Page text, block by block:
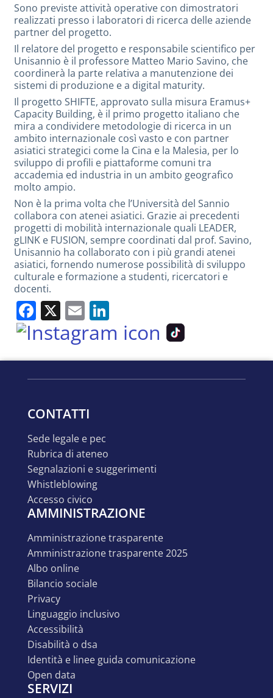
Sono previste attività operative con dimostratori
realizzati presso i laboratori di ricerca delle aziende
partner del progetto.
Il relatore del progetto e responsabile scientifico per
Unisannio è il professore Matteo Mario Savino, che
coordinerà la parte relativa a manutenzione dei
sistemi di produzione e a digital maturity.
Il progetto SHIFTE, approvato sulla misura Eramus+
Capacity Building, è il primo progetto italiano che
mira a condividere metodologie di ricerca in un
ambito internazionale così vasto e con partner
asiatici strategici come la Cina e la Malesia, per lo
sviluppo di profili e piattaforme comuni tra
accademia ed industria in un ambito geografico
molto ampio.
Non è la prima volta che l’Università del Sannio
collabora con atenei asiatici. Grazie ai precedenti
progetti di mobilità internazionale quali LEADER,
gLINK e FUSION, sempre coordinati dal prof. Savino,
Unisannio ha collaborato con i più grandi atenei
asiatici, fornendo numerose possibilità di sviluppo
culturale e formazione a studenti, ricercatori e
docenti.
Facebook
X Email
CONTATTI
sede legale e pec
rubrica di ateneo
segnalazioni e suggerimenti
whistleblowing
accesso civico
AMMINISTRAZIONE
amministrazione trasparente
amministrazione trasparente 2025
albo online
bilancio sociale
privacy
linguaggio inclusivo
accessibilità
disabilità o dsa
identità e linee guida comunicazione
open data
SERVIZI